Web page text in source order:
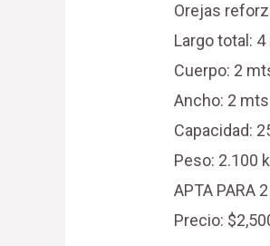
Orejas
Largo total:
Cuerpo: 2
Ancho: 2 mts
Capacidad:
Peso: 2.100
APTA PARA
Precio: